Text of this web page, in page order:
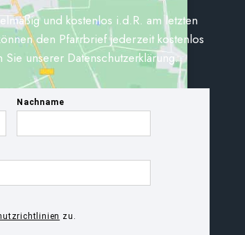
und kostenlos i.d.R. am letzten
den Pfarrbrief jederzeit kostenlos
unserer Datenschutzerklärung.